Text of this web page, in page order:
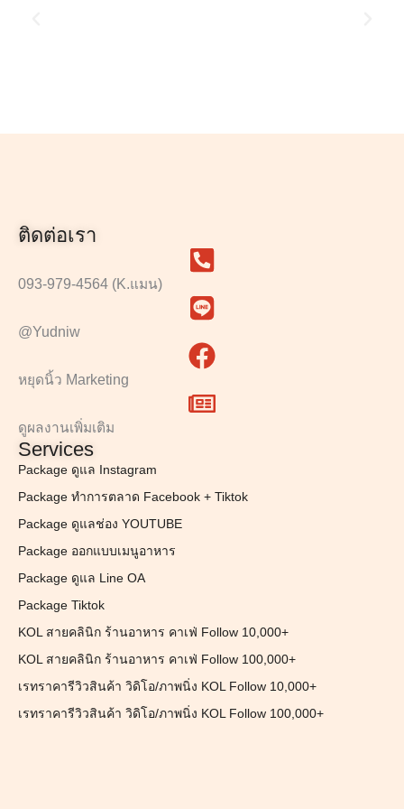
ติดต่อเรา
093-979-4564 (K.แมน)
@Yudniw
หยุดนิ้ว Marketing
ดูผลงานเพิ่มเติม
Services
Package ดูแล Instagram
Package ทำการตลาด Facebook + Tiktok
Package ดูแลช่อง YOUTUBE
Package ออกแบบเมนูอาหาร
Package ดูแล Line OA
Package Tiktok
KOL สายคลินิก ร้านอาหาร คาเฟ่ Follow 10,000+
KOL สายคลินิก ร้านอาหาร คาเฟ่ Follow 100,000+
เรทราคารีวิวสินค้า วิดิโอ/ภาพนิ่ง KOL Follow 10,000+
เรทราคารีวิวสินค้า วิดิโอ/ภาพนิ่ง KOL Follow 100,000+